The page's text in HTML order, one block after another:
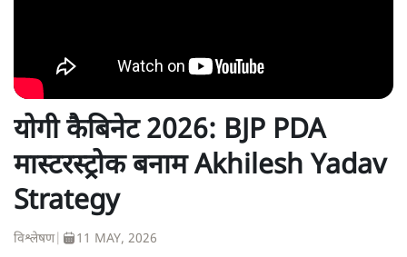
योगी कैबिनेट 2026: BJP PDA
मास्टरस्ट्रोक बनाम Akhilesh Yadav
Strategy
विश्लेषण| 11 MAY, 2026